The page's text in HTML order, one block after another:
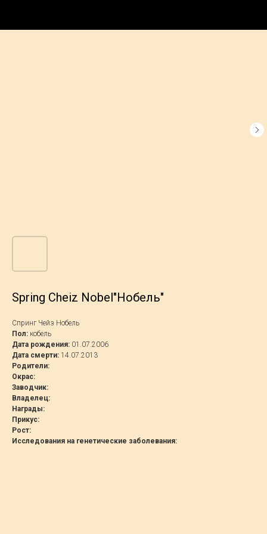
Spring Cheiz Nobel"Нобель"
Спринг Чейз Нобель
Пол: кобель
Дата рождения: 01.07.2006
Дата смерти: 14.07.2013
Родители:
Окрас:
Заводчик:
Владелец:
Награды:
Прикус:
Рост:
Исследования на генетические заболевания: